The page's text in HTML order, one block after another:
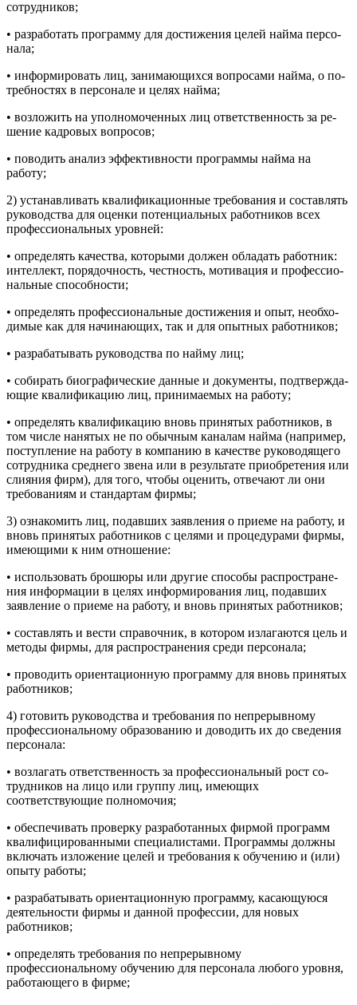
сотрудников;
• разработать программу для достижения целей найма персо­
нала;
• информировать лиц, занимающихся вопросами найма, о по­
требностях в персонале и целях найма;
• возложить на уполномоченных лиц ответственность за ре­
шение кадровых вопросов;
• поводить анализ эффективности программы найма на
работу;
2) устанавливать квалификационные требования и составлять
руководства для оценки потенциальных работников всех
профес­сиональных уровней:
• определять качества, которыми должен обладать работник:
интеллект, порядочность, честность, мотивация и профессио­
нальные способности;
• определять профессиональные достижения и опыт, необхо­
димые как для начинающих, так и для опытных работников;
• разрабатывать руководства по найму лиц;
• собирать биографические данные и документы, подтвержда­
ющие квалификацию лиц, принимаемых на работу;
• определять квалификацию вновь принятых работников, в
том числе нанятых не по обычным каналам найма (например,
поступление на работу в компанию в качестве руководящего
со­трудника среднего звена или в результате приобретения или
сли­яния фирм), для того, чтобы оценить, отвечают ли они
требова­ниям и стандартам фирмы;
3) ознакомить лиц, подавших заявления о приеме на работу, и
вновь принятых работников с целями и процедурами фирмы,
имеющими к ним отношение:
• использовать брошюры или другие способы распростране­
ния информации в целях информирования лиц, подавших
заяв­ление о приеме на работу, и вновь принятых работников;
• составлять и вести справочник, в котором излагаются цель и
методы фирмы, для распространения среди персонала;
• проводить ориентационную программу для вновь принятых
работников;
4) готовить руководства и требования по непрерывному
профес­сиональному образованию и доводить их до сведения
персонала:
• возлагать ответственность за профессиональный рост со­
трудников на лицо или группу лиц, имеющих
соответствующие полномочия;
• обеспечивать проверку разработанных фирмой программ
квалифицированными специалистами. Программы должны
включать изложение целей и требования к обучению и (или)
опыту работы;
• разрабатывать ориентационную программу, касающуюся
дея­тельности фирмы и данной профессии, для новых
работников;
• определять требования по непрерывному
профессиональному обучению для персонала любого уровня,
работающего в фирме;